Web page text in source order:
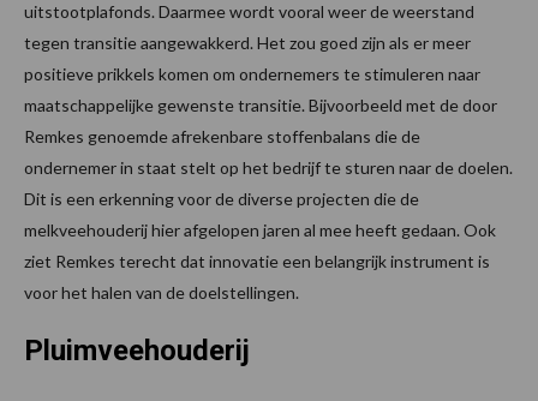
uitstootplafonds. Daarmee wordt vooral weer de weerstand
tegen transitie aangewakkerd. Het zou goed zijn als er meer
positieve prikkels komen om ondernemers te stimuleren naar
maatschappelijke gewenste transitie. Bijvoorbeeld met de door
Remkes genoemde afrekenbare stoffenbalans die de
ondernemer in staat stelt op het bedrijf te sturen naar de doelen.
Dit is een erkenning voor de diverse projecten die de
melkveehouderij hier afgelopen jaren al mee heeft gedaan. Ook
ziet Remkes terecht dat innovatie een belangrijk instrument is
voor het halen van de doelstellingen.
Pluimveehouderij